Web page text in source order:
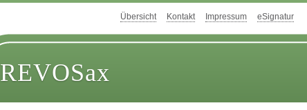
Übersicht Kontakt Impressum eSignatur
REVOSax